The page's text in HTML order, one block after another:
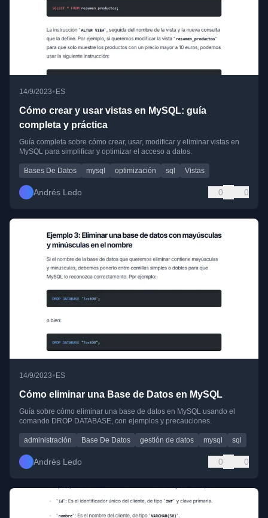
14/9/2023•ES
Cómo crear y usar vistas en MySQL: guía
completa y práctica
Guía completa sobre cómo crear, usar, modificar y eliminar vistas en
MySQL para simplificar y optimizar el acceso a datos.
Bases De Datos mysql optimización sql Vistas
Andrés Ledo 0 0
14/9/2023• ES
Cómo eliminar una Base de Datos en MySQL
Guía sobre cómo eliminar una base de datos en MySQL usando el
comando DROP DATABASE, con ejemplos y precauciones.
administración Base De Datos gestión de datos mysql sql
Andrés Ledo 0 0